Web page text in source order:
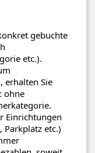
gebuchte
etc.).
erhalten Sie
ohne
Einrichtungen
Parkplatz etc.)